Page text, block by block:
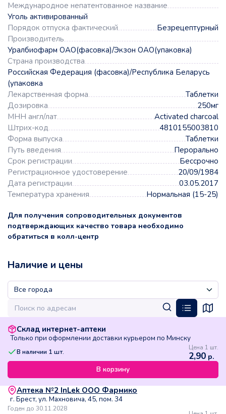
Международное непатентованное название
Уголь активированный
Порядок отпуска фактический
Безрецептурный
Производитель
Уралбиофарм ОАО(фасовка)/Экзон ОАО(упаковка)
Страна производства
Российская Федерация (фасовка)/Республика Беларусь
(упаковка
Лекарственная форма
Таблетки
Дозировка
250мг
МНН англ/лат
Activated charcoal
Штрих-код
4810155003810
Форма выпуска
Таблетки
Путь введения
Перорально
Срок регистрации
Бессрочно
Регистрационное удостоверение
20/09/1984
Дата регистрации
03.05.2017
Температура хранения
Нормальная (15-25)
Для получения сопроводительных документов
подтверждающих качество товара необходимо
обратиться в колл-центр
Наличие и цены
Склад интернет-аптеки
Только при оформлении доставки курьером по Минску
В наличии 1 шт. Цена 1 шт.
2,90 р.
В корзину
Аптека №2 InLek ООО Фармико
г. Брест, ул. Махновича, 45, пом. 34
Годен до 30.11.2028